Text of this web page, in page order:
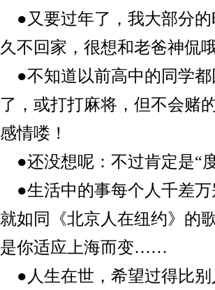
●又要过年了，我大部分的
久不回家，很想和老爸神侃
●不知道以前高中的同学都
了，或打打麻将，但不会赌
感情喽！
●还没想呢：不过肯定是“
●生活中的事每个人千差万
就如同《北京人在纽约》的
是你适应上海而变……
●人生在世，希望过得比别